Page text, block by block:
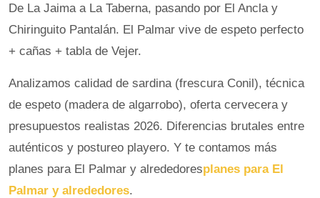
De La Jaima a La Taberna, pasando por El Ancla y
Chiringuito Pantalán. El Palmar vive de espeto perfecto
+ cañas + tabla de Vejer.
Analizamos calidad de sardina (frescura Conil), técnica
de espeto (madera de algarrobo), oferta cervecera y
presupuestos realistas 2026. Diferencias brutales entre
auténticos y postureo playero. Y te contamos más
planes para El Palmar y alrededoresplanes para El
Palmar y alrededores.